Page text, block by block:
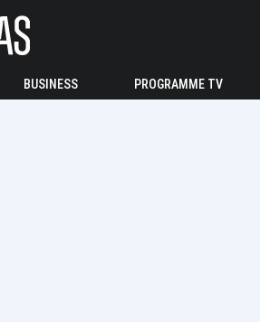
BUSINESS PROGRAMME TV